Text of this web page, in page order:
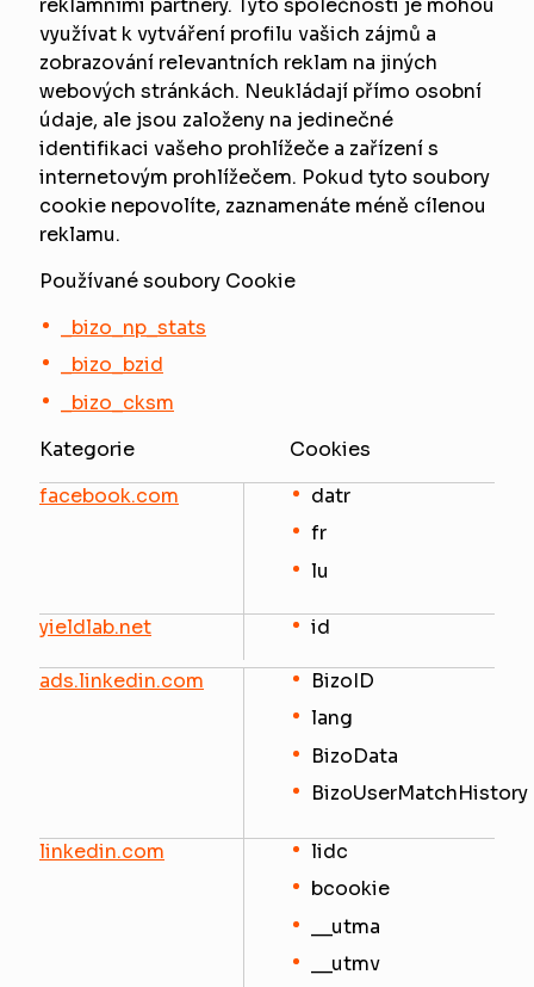
využívat k vytváření profilu vašich zájmů a
zobrazování relevantních reklam na jiných
webových stránkách. Neukládají přímo osobní
údaje, ale jsou založeny na jedinečné
identifikaci vašeho prohlížeče a zařízení s
internetovým prohlížečem. Pokud tyto soubory
cookie nepovolíte, zaznamenáte méně cílenou
reklamu.
Používané soubory Cookie
_bizo_np_stats
_bizo_bzid
_bizo_cksm
Cookies
Kategorie
facebook.com
datr
fr
lu
yieldlab.net id
ads.linkedin.com
BizoID
lang
BizoData
BizoUserMatchHistory
linkedin.com
lidc
bcookie
__utma
__utmv